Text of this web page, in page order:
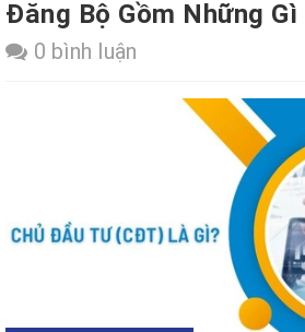
Đăng Bộ Gồm Những
0 bình luận